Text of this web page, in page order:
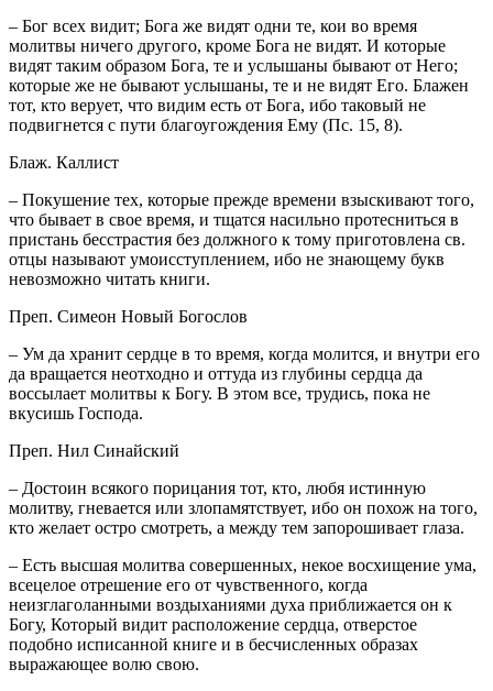
– Бог всех видит; Бога же видят одни те, кои во время
молитвы ничего другого, кроме Бога не видят. И которые
видят таким образом Бога, те и услышаны бывают от Него;
которые же не бывают услышаны, те и не видят Его. Блажен
тот, кто верует, что видим есть от Бога, ибо таковый не
подвигнется с пути благоугождения Ему (Пс. 15, 8).
Блаж. Каллист
– Покушение тех, которые прежде времени взыскивают того,
что бывает в свое время, и тщатся насильно протесниться в
пристань бесстрастия без должного к тому приготовлена св.
отцы называют умоисступлением, ибо не знающему букв
невозможно читать книги.
Преп. Симеон Новый Богослов
– Ум да хранит сердце в то время, когда молится, и внутри его
да вращается неотходно и оттуда из глубины сердца да
воссылает молитвы к Богу. В этом все, трудись, пока не
вкусишь Господа.
Преп. Нил Синайский
– Достоин всякого порицания тот, кто, любя истинную
молитву, гневается или злопамятствует, ибо он похож на того,
кто желает остро смотреть, а между тем запорошивает глаза.
– Есть высшая молитва совершенных, некое восхищение ума,
всецелое отрешение его от чувственного, когда
неизглаголанными воздыханиями духа приближается он к
Богу, Который видит расположение сердца, отверстое
подобно исписанной книге и в бесчисленных образах
выражающее волю свою.